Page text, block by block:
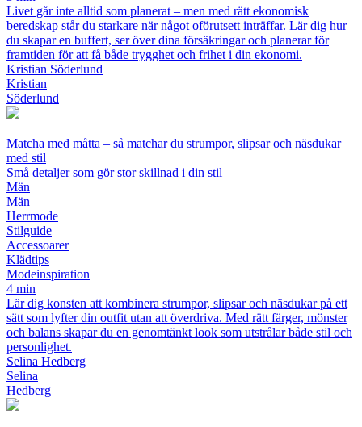
Livet går inte alltid som planerat – men med rätt ekonomisk
beredskap står du starkare när något oförutsett inträffar. Lär dig hur
du skapar en buffert, ser över dina försäkringar och planerar för
framtiden för att få både trygghet och frihet i din ekonomi.
Kristian Söderlund
Kristian
Söderlund
Matcha med måtta – så matchar du strumpor, slipsar och näsdukar
med stil
Små detaljer som gör stor skillnad i din stil
Män
Män
Herrmode
Stilguide
Accessoarer
Klädtips
Modeinspiration
4 min
Lär dig konsten att kombinera strumpor, slipsar och näsdukar på ett
sätt som lyfter din outfit utan att överdriva. Med rätt färger, mönster
och balans skapar du en genomtänkt look som utstrålar både stil och
personlighet.
Selina Hedberg
Selina
Hedberg